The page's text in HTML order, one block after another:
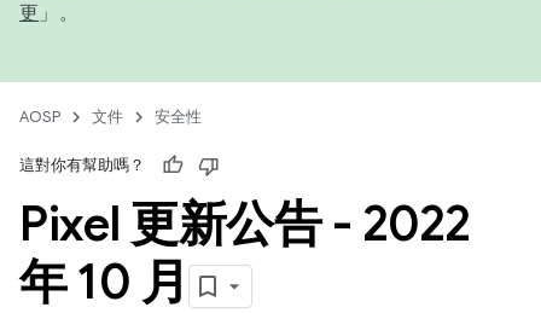
更 」。
AOSP 文件 安全性
這對你有幫助嗎？
Pixel 更新公告 - 2022
年 10 月